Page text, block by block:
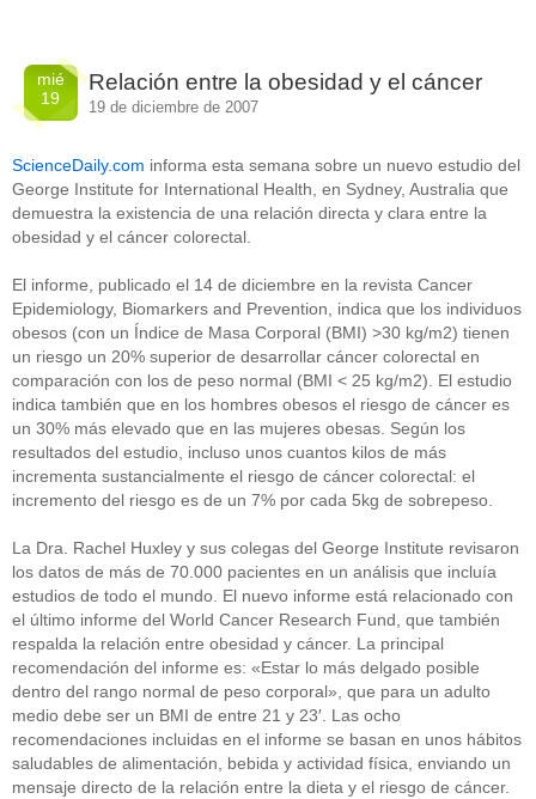
mié
19
Relación entre la obesidad y el cáncer
19 de diciembre de 2007
ScienceDaily.com informa esta semana sobre un nuevo estudio del
George Institute for International Health, en Sydney, Australia que
demuestra la existencia de una relación directa y clara entre la
obesidad y el cáncer colorectal.
El informe, publicado el 14 de diciembre en la revista Cancer
Epidemiology, Biomarkers and Prevention, indica que los individuos
obesos (con un Índice de Masa Corporal (BMI) >30 kg/m2) tienen
un riesgo un 20% superior de desarrollar cáncer colorectal en
comparación con los de peso normal (BMI < 25 kg/m2). El estudio
indica también que en los hombres obesos el riesgo de cáncer es
un 30% más elevado que en las mujeres obesas. Según los
resultados del estudio, incluso unos cuantos kilos de más
incrementa sustancialmente el riesgo de cáncer colorectal: el
incremento del riesgo es de un 7% por cada 5kg de sobrepeso.
La Dra. Rachel Huxley y sus colegas del George Institute revisaron
los datos de más de 70.000 pacientes en un análisis que incluía
estudios de todo el mundo. El nuevo informe está relacionado con
el último informe del World Cancer Research Fund, que también
respalda la relación entre obesidad y cáncer. La principal
recomendación del informe es: «Estar lo más delgado posible
dentro del rango normal de peso corporal», que para un adulto
medio debe ser un BMI de entre 21 y 23′. Las ocho
recomendaciones incluidas en el informe se basan en unos hábitos
saludables de alimentación, bebida y actividad física, enviando un
mensaje directo de la relación entre la dieta y el riesgo de cáncer.